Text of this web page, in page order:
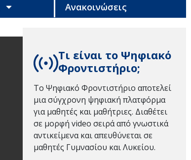
Ανακοινώσεις
Τι είναι το Ψηφιακό
Φροντιστήριο;
Το Ψηφιακό Φροντιστήριο αποτελεί
μια σύγχρονη ψηφιακή πλατφόρμα
για μαθητές και μαθήτριες. Διαθέτει
σε μορφή video σειρά από γνωστικά
αντικείμενα και απευθύνεται σε
μαθητές Γυμνασίου και Λυκείου.